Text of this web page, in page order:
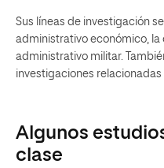
Sus líneas de investigación
administrativo económico,
administrativo militar.
investigaciones
Algunos
clase